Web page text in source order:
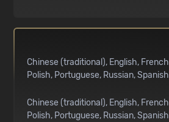
Chinese (traditional) English French
Polish Portuguese Russian Spanish
Chinese (traditional) English French
Polish Portuguese Russian Spanish